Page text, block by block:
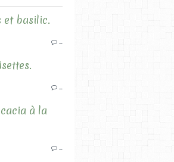
et basilic.
…
…
à la
…